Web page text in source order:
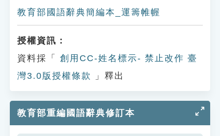
教育部國語辭典簡編本_運籌帷幄
授權資訊：
資料採「
創用CC-姓名標示- 禁止改作 臺
灣3.0版授權條款
」釋出
教育部重編國語辭典修訂本